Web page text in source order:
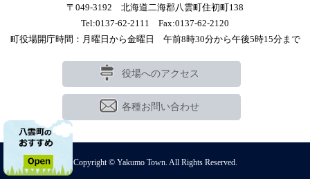
〒049-3192 北海道二海郡八雲町住初町138
Tel:0137-62-2111 Fax:0137-62-2120
町役場開庁時間：月曜日から金曜日 午前8時30分から午後5時15分まで
役場へのアクセス
各種お問い合わせ
Copyright © Yakumo Town. All Rights Reserved.